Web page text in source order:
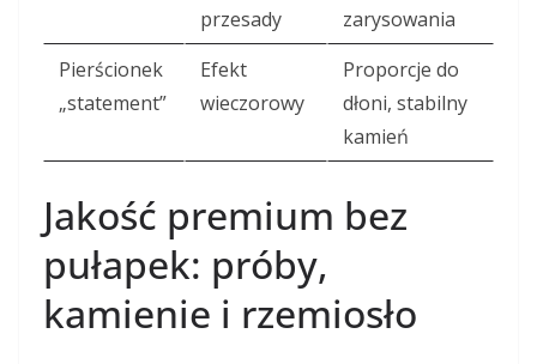
przesady
zarysowania
Pierścionek
„statement”
Efekt
wieczorowy
Proporcje do
dłoni, stabilny
kamień
Jakość premium bez
pułapek: próby,
kamienie i rzemiosło